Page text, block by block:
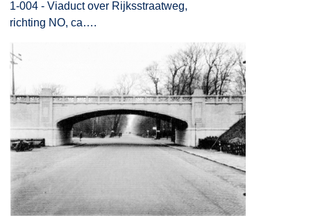
1-004 - Viaduct over Rijksstraatweg,
richting NO, ca….